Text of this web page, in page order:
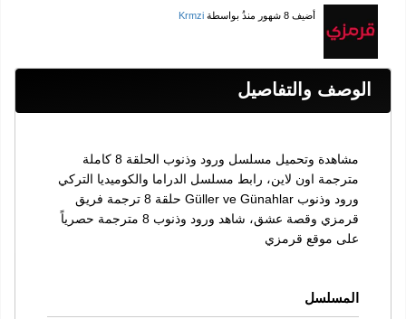
أضيف8 شهور منذُ بواسطةKrmzi
الوصف والتفاصيل
مشاهدة وتحميل مسلسل ورود وذنوب الحلقة 8 كاملة
مترجمة اون لاين، رابط مسلسل الدراما والكوميديا التركي
ورود وذنوب Güller ve Günahlar حلقة 8 ترجمة فريق
قرمزي وقصة عشق، شاهد ورود وذنوب 8 مترجمة حصرياً
على موقع قرمزي
المسلسل